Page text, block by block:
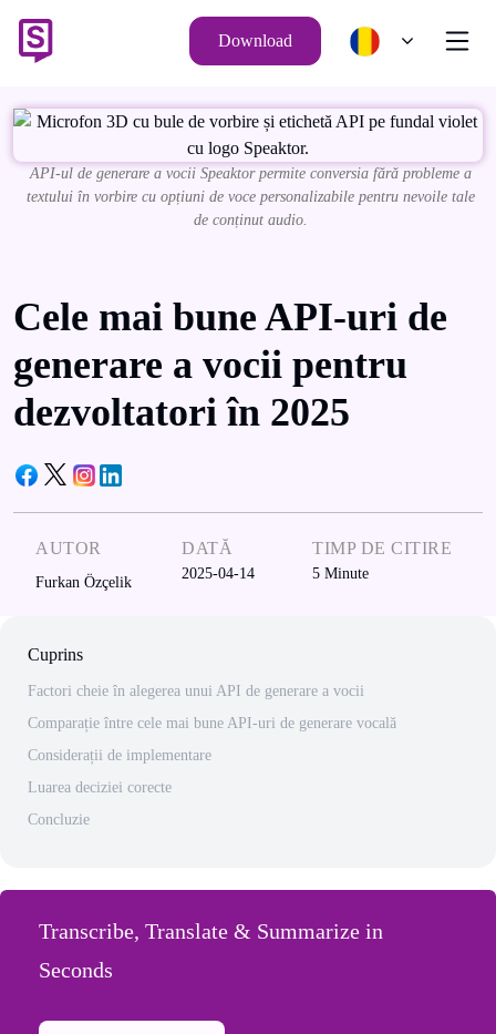
Download
API-ul de generare a vocii Speaktor permite conversia fără probleme a
textului în vorbire cu opțiuni de voce personalizabile pentru nevoile tale
de conținut audio.
Cele mai bune API-uri de
generare a vocii pentru
dezvoltatori în 2025
AUTOR
Furkan Özçelik
DATĂ
2025-04-14
TIMP DE CITIRE
5 Minute
Cuprins
Factori cheie în alegerea unui API de generare a vocii
Comparație între cele mai bune API-uri de generare vocală
Considerații de implementare
Luarea deciziei corecte
Concluzie
Transcribe, Translate & Summarize in
Seconds